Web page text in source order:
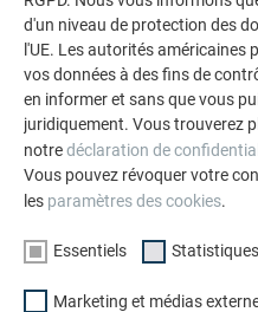
d'un niveau de protection des
l'UE. Les autorités américaines
vos données à des fins de
en informer et sans que vous
juridiquement. Vous trouverez
notredéclaration de
Vous pouvez révoquer votre
les paramètres des cookies.
Essentiels
Marketing et médias